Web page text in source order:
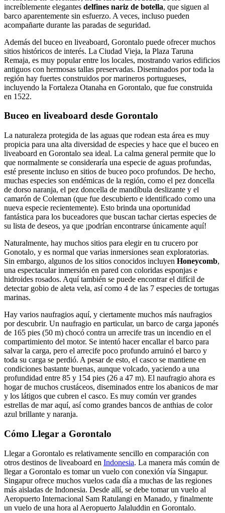
increíblemente elegantes delfines nariz de botella, que siguen al
barco aparentemente sin esfuerzo. A veces, incluso pueden
acompañarte durante las paradas de seguridad.
Además del buceo en liveaboard, Gorontalo puede ofrecer muchos
sitios históricos de interés. La Ciudad Vieja, la Plaza Taruna
Remaja, es muy popular entre los locales, mostrando varios edificios
antiguos con hermosas tallas preservadas. Diseminados por toda la
región hay fuertes construidos por marineros portugueses,
incluyendo la Fortaleza Otanaha en Gorontalo, que fue construida
en 1522.
Buceo en liveaboard desde Gorontalo
La naturaleza protegida de las aguas que rodean esta área es muy
propicia para una alta diversidad de especies y hace que el buceo en
liveaboard en Gorontalo sea ideal. La calma general permite que lo
que normalmente se consideraría una especie de aguas profundas,
esté presente incluso en sitios de buceo poco profundos. De hecho,
muchas especies son endémicas de la región, como el pez doncella
de dorso naranja, el pez doncella de mandíbula deslizante y el
camarón de Coleman (que fue descubierto e identificado como una
nueva especie recientemente). Esto brinda una oportunidad
fantástica para los buceadores que buscan tachar ciertas especies de
su lista de deseos, ya que ¡podrían encontrarse únicamente aquí!
Naturalmente, hay muchos sitios para elegir en tu crucero por
Gonotalo, y es normal que varias inmersiones sean exploratorias.
Sin embargo, algunos de los sitios conocidos incluyen Honeycomb,
una espectacular inmersión en pared con coloridas esponjas e
hidroides rosados. Aquí también se puede encontrar el difícil de
detectar gobio de aleta vela, así como 4 de las 7 especies de tortugas
marinas.
Hay varios naufragios aquí, y ciertamente muchos más naufragios
por descubrir. Un naufragio en particular, un barco de carga japonés
de 165 pies (50 m) chocó contra un arrecife tras un incendio en el
compartimiento del motor. Se intentó hacer encallar el barco para
salvar la carga, pero el arrecife poco profundo arruinó el barco y
toda su carga se perdió. A pesar de esto, el casco se mantiene en
condiciones bastante buenas, aunque volcado, yaciendo a una
profundidad entre 85 y 154 pies (26 a 47 m). El naufragio ahora es
hogar de muchos crustáceos, diseminados entre los abanicos de mar
y los látigos que cubren el casco. Es muy común ver grandes
estrellas de mar aquí, así como grandes bancos de anthias de color
azul brillante y naranja.
Cómo Llegar a Gorontalo
Llegar a Gorontalo es relativamente sencillo en comparación con
otros destinos de liveaboard en Indonesia. La manera más común de
llegar a Gorontalo es tomar un vuelo con conexión vía Singapur.
Singapur ofrece muchos vuelos cada día a muchas de las regiones
más aisladas de Indonesia. Desde allí, se debe tomar un vuelo al
Aeropuerto Internacional Sam Ratulangi en Manado, y finalmente
un vuelo de una hora al Aeropuerto Jalaluddin en Gorontalo.